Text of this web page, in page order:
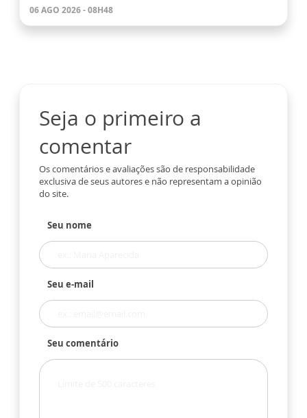
06 AGO 2026 - 08H48
Seja o primeiro a
comentar
Os comentários e avaliações são de responsabilidade
exclusiva de seus autores e não representam a opinião
do site.
Seu nome
Seu e-mail
Seu comentário